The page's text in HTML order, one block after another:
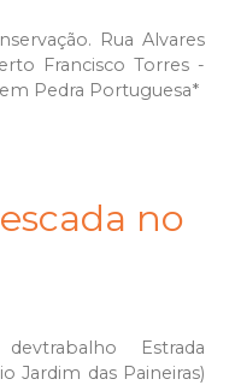
Rua Alvares
Francisco Torres -
Pedra Portuguesa*
no
Estrada
Jardim das Paineiras)